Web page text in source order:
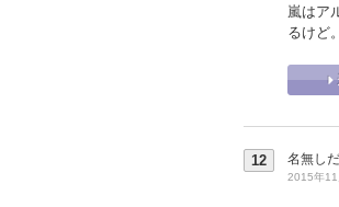
嵐はア
るけど。
12 名無しだ
2015年